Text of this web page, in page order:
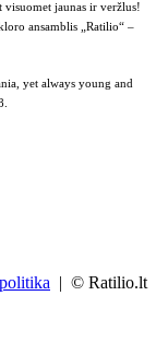
visuomet jaunas ir veržlus!
ansamblis „Ratilio“ –
yet always young and
| © Ratilio.lt